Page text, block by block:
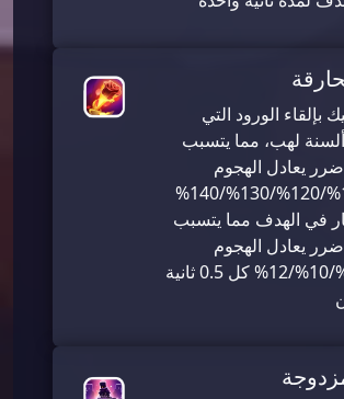
بإلقاء الورود التي
لهب، مما يتسبب
يعادل الهجوم
100%/110%/120%/130%/140%
في الهدف مما يتسبب
يعادل الهجوم
4%/6%/8%/10%/12% كل 0.5 ثانية